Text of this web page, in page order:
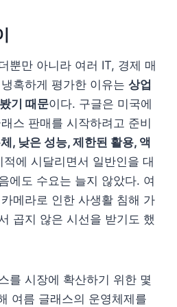
뿐만 아니라 여러 IT, 경제 매
혹하게 평가한 이유는 상업
기 때문이다. 구글은 미국에
스 판매를 시작하려고 준비
, 낮은 성능, 제한된 활용, 액
적에 시달리면서 일반인을 대
에도 수요는 늘지 않았다. 여
메라로 인한 사생활 침해 가
곱지 않은 시선을 받기도 했
를 시장에 확산하기 위한 몇
여름 글래스의 운영체제를